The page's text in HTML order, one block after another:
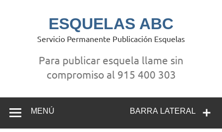
ESQUELAS ABC
Servicio Permanente Publicación Esquelas
Para publicar esquela llame sin
compromiso al 915 400 303
BARRA LATERAL
MENÚ